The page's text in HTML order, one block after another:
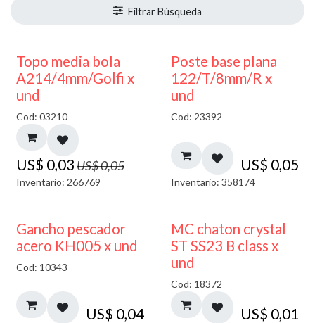
40% DESCUENTO
Topo media bola
A214/4mm/Golfi x
und
Cod: 03210
US$ 0,03US$0,05
Inventario: 266769
Poste base plana
122/T/8mm/R x
und
Cod: 23392
US$ 0,05
Inventario: 358174
Gancho pescador
acero KH005 x und
Cod: 10343
US$ 0,04
MC chaton crystal
ST SS23 B class x
und
Cod: 18372
US$ 0,01